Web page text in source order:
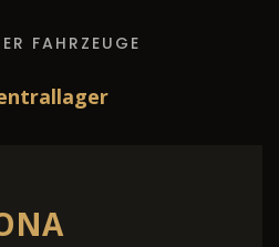
FAHRZEUGE